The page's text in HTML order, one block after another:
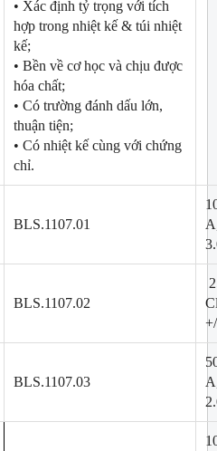
• Xác định tỷ trọng với tích
hợp trong nhiệt kế & túi nhiệt
kế;
• Bền về cơ học và chịu được
hóa chất;
• Có trường đánh dấu lớn,
thuận tiện;
• Có nhiệt kế cùng với chứng
chỉ.
BLS.1107.01
BLS.1107.02
BLS.1107.03